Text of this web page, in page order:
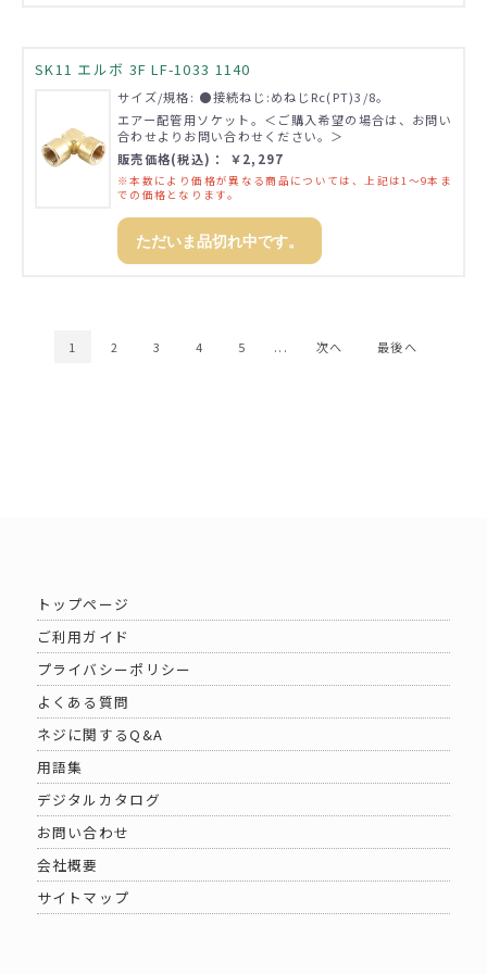
SK11 エルボ 3F LF-1033 1140
サイズ/規格: ●接続ねじ:めねじRc(PT)3/8。
エアー配管用ソケット。＜ご購入希望の場合は、お問い
合わせよりお問い合わせください。＞
販売価格(税込)： ￥2,297
※本数により価格が異なる商品については、上記は1～9本ま
での価格となります。
ただいま品切れ中です。
1 2 3 4 5 ... 次へ 最後へ
トップページ
ご利用ガイド
プライバシーポリシー
よくある質問
ネジに関するQ&A
用語集
デジタルカタログ
お問い合わせ
会社概要
サイトマップ